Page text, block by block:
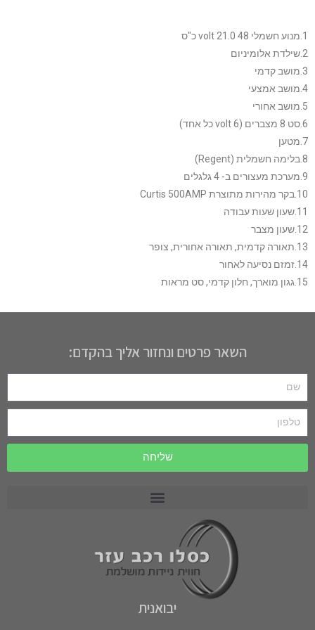
1.מנוע חשמלי 48 volt 21.0 כ"ס
2.שילדת אלומיניום
3.מושב קדמי
4.מושב אמצעי
5.מושב אחורי
6.סט 8 מצברים (6 volt כל אחד)
7.מטען
8.בלימה חשמלית (Regent)
9.מערכת מעצורים ב- 4 גלגלים
10.בקר מהירות מתוצרת Curtis 500AMP
11.שעון שעות עבודה
12.שעון מצבר
13.תאורה קדמית, תאורה אחורית, צופר
14.זמזם נסיעה לאחור
15.גגון מוארך, חלון קדמי, סט מראות
השאר פרטים ונחזור אליך בהקדם:
שליחה
יבואנית